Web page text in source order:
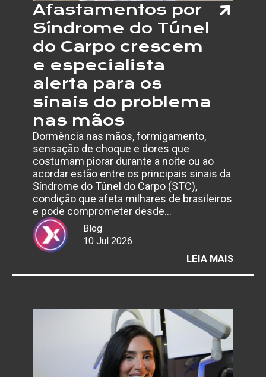
Afastamentos por
Síndrome do Túnel
do Carpo crescem
e especialista
alerta para os
sinais do problema
nas mãos
Dormência nas mãos, formigamento,
sensação de choque e dores que
costumam piorar durante a noite ou ao
acordar estão entre os principais sinais da
Síndrome do Túnel do Carpo (STC),
condição que afeta milhares de brasileiros
e pode comprometer desde…
Blog
10 Jul 2026
LEIA MAIS:
DO
E